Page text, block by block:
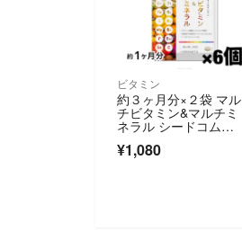
ビタミン
約３ヶ月分×２袋 マル
チビタミン&マルチミ
ネラル シードコム
６ヶ月分）
¥1,080